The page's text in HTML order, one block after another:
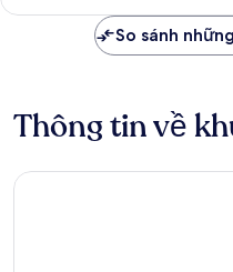
So sánh
Thông tin về